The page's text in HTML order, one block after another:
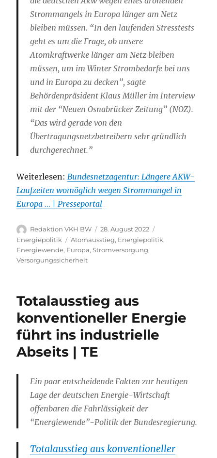
Strommangels in Europa länger am Netz
bleiben müssen. “In den laufenden Stresstests
geht es um die Frage, ob unsere
Atomkraftwerke länger am Netz bleiben
müssen, um im Winter Strombedarfe bei uns
und in Europa zu decken”, sagte
Behördenpräsident Klaus Müller im Interview
mit der “Neuen Osnabrücker Zeitung” (NOZ).
“Das wird gerade von den
Übertragungsnetzbetreibern sehr gründlich
durchgerechnet.”
Weiterlesen:Bundesnetzagentur: Längere AKW-
Laufzeiten womöglich wegen Strommangel in
Europa … | Presseportal
Autor
Redaktion VKH BW
Veröffentlicht
am
28. August 2022
Energiepolitik
Schlagwörter
Atomausstieg, Energiepolitik,
Energiewende, Europa,Stromversorgung,
Versorgungssicherheit
Totalausstieg aus
konventioneller Energie
führt ins industrielle
Abseits | TE
Ein paar entscheidende Fakten zur heutigen
Lage der deutschen Energie-Wirtschaft
offenbaren die Fahrlässigkeit der
“Energiewende”-Politik der Bundesregierung.
Totalausstieg aus konventioneller